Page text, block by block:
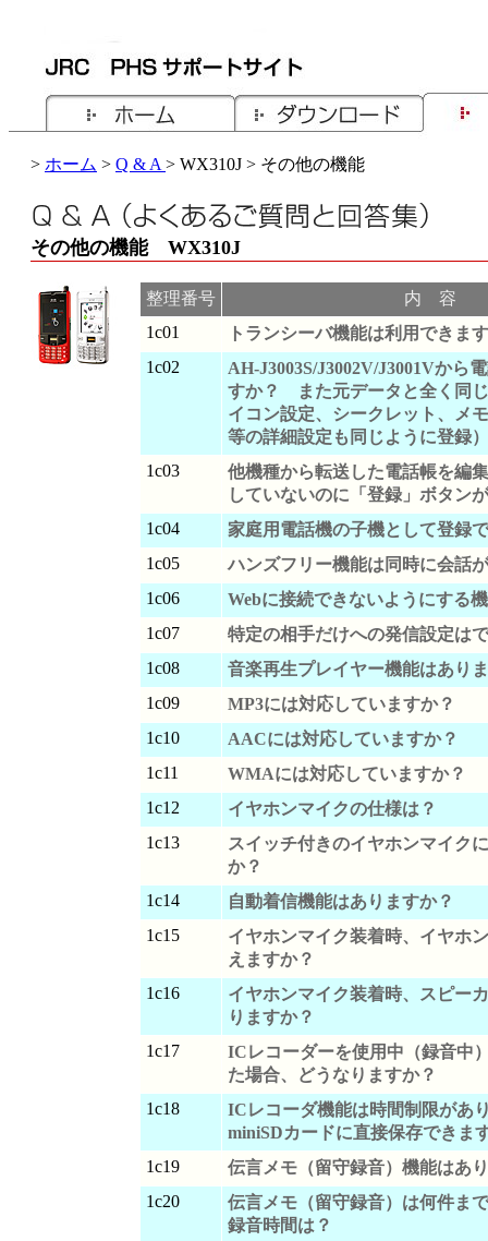
> ホーム > Q & A > WX310J > その他の機能
その他の機能 WX310J
整理番号
内 容
1c01
トランシーバ機能は利用できま
1c02
AH-J3003S/J3002V/J3001Vから
すか？ また元データと全く同
イコン設定、シークレット、メ
等の詳細設定も同じように登録
1c03
他機種から転送した電話帳を編
していないのに「登録」ボタン
1c04
家庭用電話機の子機として登録
1c05
ハンズフリー機能は同時に会話
1c06
Webに接続できないようにする
1c07
特定の相手だけへの発信設定は
1c08
音楽再生プレイヤー機能はあり
1c09
MP3には対応していますか？
1c10
AACには対応していますか？
1c11
WMAには対応していますか？
1c12
イヤホンマイクの仕様は？
1c13
スイッチ付きのイヤホンマイク
か？
1c14
自動着信機能はありますか？
1c15
イヤホンマイク装着時、イヤホ
えますか？
1c16
イヤホンマイク装着時、スピー
りますか？
1c17
ICレコーダーを使用中（録音中
た場合、どうなりますか？
1c18
ICレコーダ機能は時間制限があ
miniSDカードに直接保存できま
1c19
伝言メモ（留守録音）機能はあ
1c20
伝言メモ（留守録音）は何件ま
録音時間は？